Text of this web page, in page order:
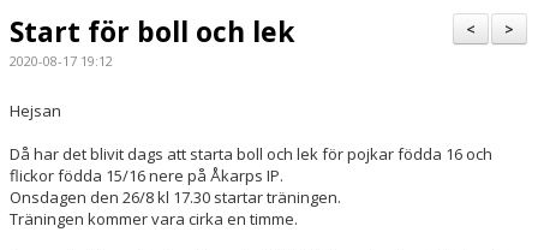
KONTAKT ÅKARP IF
OM FÖRENINGEN
DOKUMENT
BESTÄLL VÅRA KLUBBKLÄDER
>
<
Start för boll och lek
2020-08-17 19:12
Hejsan
Då har det blivit dags att starta boll och lek för pojkar födda 16 och
flickor födda 15/16 nere på Åkarps IP.
Onsdagen den 26/8 kl 17.30 startar träningen.
Träningen kommer vara cirka en timme.